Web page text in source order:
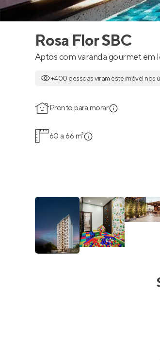
Rosa Flor SBC
Aptos com varanda gourmet em
+400 pessoas viram este imóvel nos
Pronto para morar
60 a 66 m²